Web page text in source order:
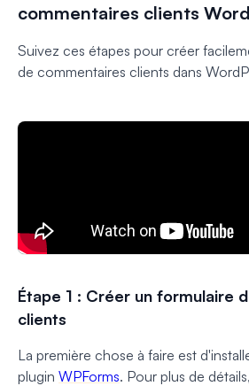
commentaires clients
Suivez ces étapes pour créer
de commentaires clients dans
Étape 1 : Créer un formulaire
clients
La première chose à faire est
plugin WPForms. Pour plus de